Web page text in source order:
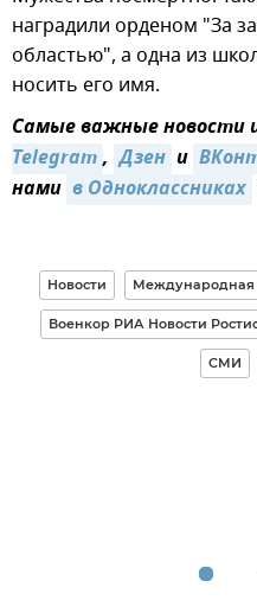
наградили орденом "За
областью", а одна из
носить его имя.
Самые важные новости
Telegram, Дзен и
нами в Одноклассниках
Новости Международная
Военкор РИА Новости
СМИ